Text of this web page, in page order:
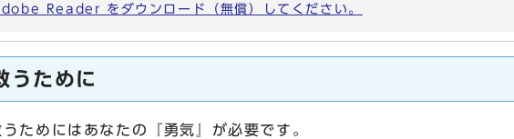
Reader をダウンロード（無償）してください。
うために
ためにはあなたの『勇気』が必要です。